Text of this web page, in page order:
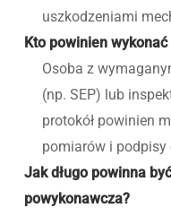
uszkodzeniami
Kto powinien
Osoba z
(np. SEP) lub
protokół powinien
pomiarów i
Jak długo powinna
powykonawcza?